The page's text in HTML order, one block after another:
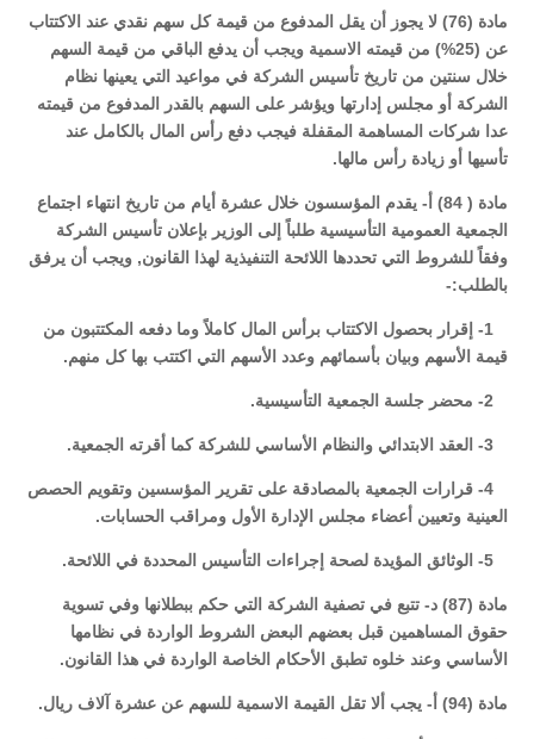
مادة (76) لا يجوز أن يقل المدفوع من قيمة كل سهم نقدي عند الاكتتاب
عن (25%) من قيمته الاسمية ويجب أن يدفع الباقي من قيمة السهم
خلال سنتين من تاريخ تأسيس الشركة في مواعيد التي يعينها نظام
الشركة أو مجلس إدارتها ويؤشر على السهم بالقدر المدفوع من قيمته
عدا شركات المساهمة المقفلة فيجب دفع رأس المال بالكامل عند
تأسيها أو زيادة رأس مالها.
مادة ( 84) أ- يقدم المؤسسون خلال عشرة أيام من تاريخ انتهاء اجتماع
الجمعية العمومية التأسيسية طلباً إلى الوزير بإعلان تأسيس الشركة
وفقاً للشروط التي تحددها اللائحة التنفيذية لهذا القانون, ويجب أن يرفق
بالطلب:-
1- إقرار بحصول الاكتتاب برأس المال كاملاً وما دفعه المكتتبون من
قيمة الأسهم وبيان بأسمائهم وعدد الأسهم التي اكتتب بها كل منهم.
4- قرارات الجمعية بالمصادقة على تقرير المؤسسين وتقويم الحصص
العينية وتعيين أعضاء مجلس الإدارة الأول ومراقب الحسابات.
مادة (87) د- تتبع في تصفية الشركة التي حكم ببطلانها وفي تسوية
حقوق المساهمين قبل بعضهم البعض الشروط الواردة في نظامها
الأساسي وعند خلوه تطبق الأحكام الخاصة الواردة في هذا القانون.
مادة (94) أ- يجب ألا تقل القيمة الاسمية للسهم عن عشرة آلاف ريال.